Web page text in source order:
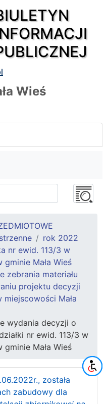
Wieś
rok 2022
nr ewid. 113/3 w
gminie Mała Wieś
zebrania materiału
projektu decyzji
miejscowości Mała
wydania decyzji o
nr ewid. 113/3 w
gminie Mała Wieś
została
zabudowy dla